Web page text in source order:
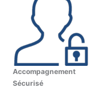
Accompagnement
Sécurisé